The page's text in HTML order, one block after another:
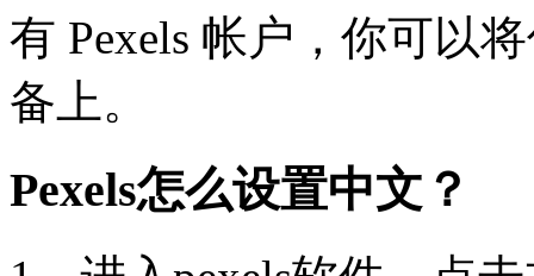
有 Pexels 帐户，你可以
备上。
Pexels怎么设置中文？